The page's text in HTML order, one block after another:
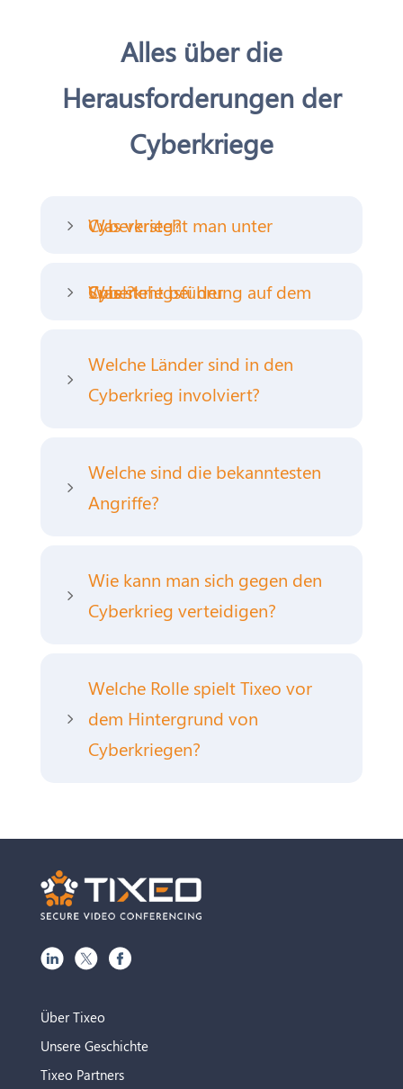
Alles über die
Herausforderungen der
Cyberkriege
5 Was versteht man unter Cyberkrieg?
5 Was steht bei der Cyberkriegsführung auf dem Spiel?
5
Welche Länder sind in den
Cyberkrieg involviert?
5
Welche sind die bekanntesten
Angriffe?
5
Wie kann man sich gegen den
Cyberkrieg verteidigen?
5
Welche Rolle spielt Tixeo vor
dem Hintergrund von
Cyberkriegen?
Über Tixeo
Unsere Geschichte
Tixeo Partners